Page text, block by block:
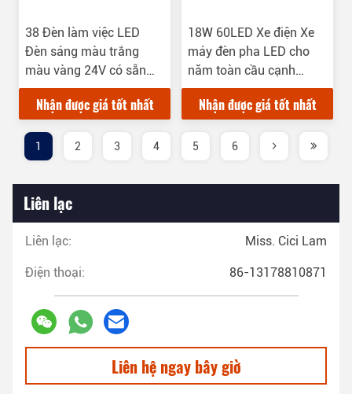
38 Đèn làm việc LED
Đèn sáng màu trắng
màu vàng 24V có sẵn
Đèn đèn pha ô tô
Nhận được giá tốt nhất
18W 60LED Xe điện Xe
máy đèn pha LED cho
năm toàn cầu cạnh
tranh
Nhận được giá tốt nhất
1 2 3 4 5 6
Liên lạc
Liên lạc: Miss. Cici Lam
Điện thoại: 86-13178810871
Liên hệ ngay bây giờ